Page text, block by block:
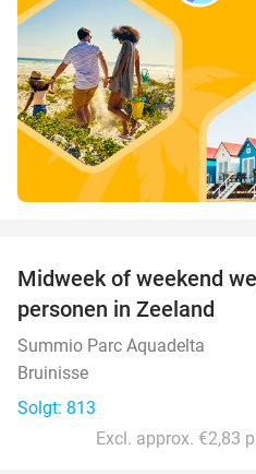
Midweek of weekend
personen in Zeeland
Summio Parc Aquadelta
Bruinisse
Solgt: 813
Excl. approx. €2,83